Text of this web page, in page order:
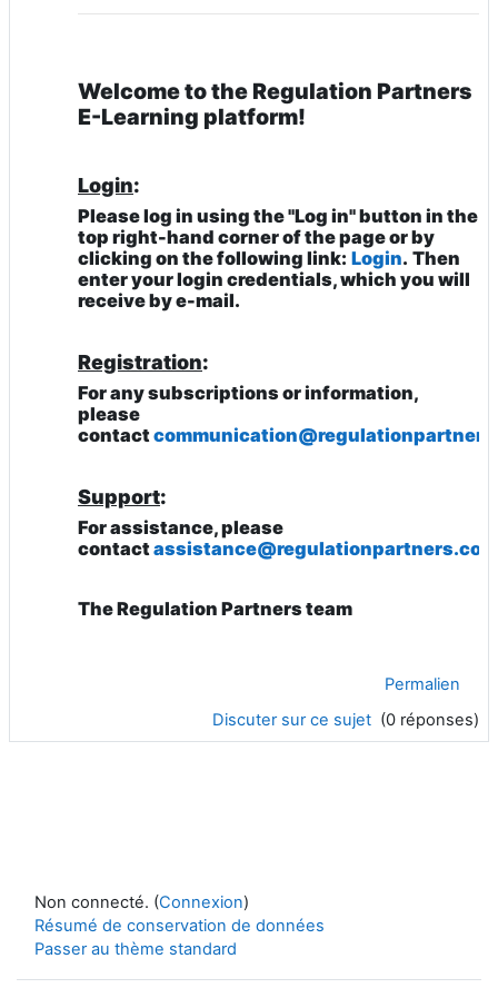
Welcome to the Regulation Partners
E-Learning platform!
Login:
Please log in using the "Log in" button in the
top right-hand corner of the page or by
clicking on the following link: Login. Then
enter your login credentials, which you will
receive by e-mail.
Registration:
For any subscriptions or information,
please
contact
Support:
For assistance, please
contactassistance@regulationpartners.com
The Regulation Partners team
Permalien
Discuter sur ce sujet (0 réponses)
Non connecté. (Connexion)
Résumé de conservation de données
Passer au thème standard